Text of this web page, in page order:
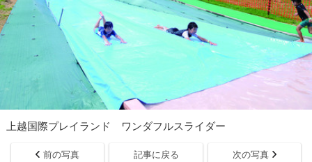
上越国際プレイランド ワンダフルスライダー
前の写真 記事に戻る 次の写真